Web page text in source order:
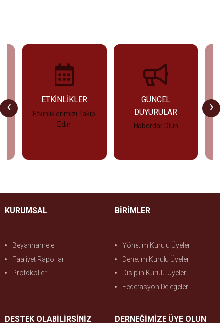
‹ ›
ETKİNLİKLER
Etkinliklerimizi Takip
Edin
GÜNCEL
DUYURULAR
Haberdar Olun
KURUMSAL
Beyannameler
Faaliyet Raporları
Protokoller
BİRİMLER
Yönetim Kurulu Üyeleri
Denetim Kurulu Üyeleri
Disiplin Kurulu Üyeleri
Federasyon Delegeleri
DESTEK OLABİLİRSİNİZ DERNEĞİMİZE ÜYE OLUN